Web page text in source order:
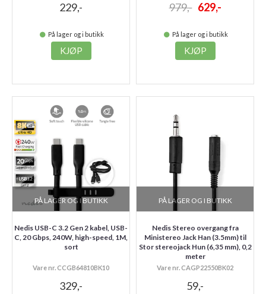
229,-
På lager og i butikk
KJØP
979,- 629,-
På lager og i butikk
KJØP
PÅ LAGER OG I BUTIKK
Nedis USB-C 3.2 Gen 2 kabel, USB-
C, 20 Gbps, 240W, high-speed, 1M,
sort
Vare nr. CCGB64810BK10
329,-
PÅ LAGER OG I BUTIKK
Nedis Stereo overgang fra
Ministereo Jack Han (3.5mm) til
Stor stereojack Hun (6,35 mm), 0,2
meter
Vare nr. CAGP22550BK02
59,-